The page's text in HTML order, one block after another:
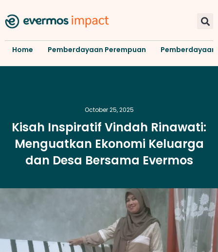
Home Pemberdayaan Perempuan Pemberdayaan
October 25, 2025
Kisah Inspiratif Vindah Rinawati:
Menguatkan Ekonomi Keluarga
dan Desa Bersama Evermos